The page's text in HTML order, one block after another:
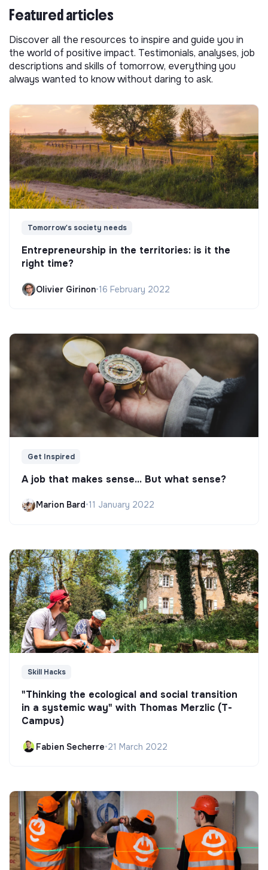
Featured articles
Discover all the resources to inspire and guide you in
the world of positive impact. Testimonials, analyses, job
descriptions and skills of tomorrow, everything you
always wanted to know without daring to ask.
Tomorrow's society needs
Entrepreneurship in the territories: is it the
right time?
Olivier Girinon•16 February 2022
Get Inspired
A job that makes sense... But what sense?
Marion Bard•11 January 2022
Skill Hacks
"Thinking the ecological and social transition
in a systemic way" with Thomas Merzlic (T-
Campus)
Fabien Secherre•21 March 2022